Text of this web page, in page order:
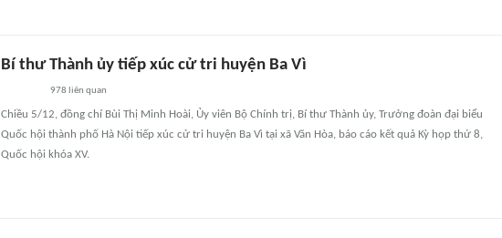
Bí thư Thành ủy tiếp xúc cử tri huyện Ba Vì
978 liên quan
Chiều 5/12, đồng chí Bùi Thị Minh Hoài, Ủy viên Bộ Chính trị, Bí thư Thành ủy, Trưởng đoàn đại biểu
Quốc hội thành phố Hà Nội tiếp xúc cử tri huyện Ba Vì tại xã Văn Hòa, báo cáo kết quả Kỳ họp thứ 8,
Quốc hội khóa XV.